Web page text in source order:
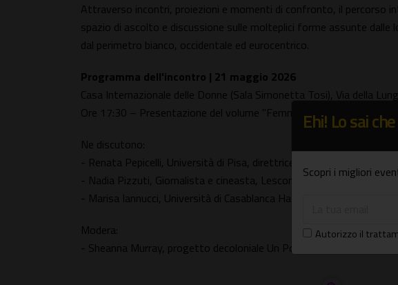
Attraverso incontri, proiezioni e momenti di confronto, il percorso
spazio di ascolto e discussione sulle molteplici forme assunte
dal perimetro bianco, occidentale ed eurocentrico.
Programma dell'incontro | 21 maggio 2026
Casa Internazionale delle Donne (Sala Simonetta Tosi), Via della
Ore 17:30 – Presentazione del volume "Femministe musulmane"
Ne discutono:
- Renata Pepicelli, Università di Pisa, direttrice della collana
- Nadia Pizzuti, Giornalista e cineasta, Lesconfinate
- Marisa Iannucci, Università di Casablanca Hassan II
Modera:
- Sheanna Murray, progetto decoloniale Un Ponte Per
Ehi! Lo sai
Scopri i migliori
Autorizzo il